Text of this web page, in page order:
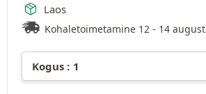
Laos
Kohaletoimetamine 12 - 14 august